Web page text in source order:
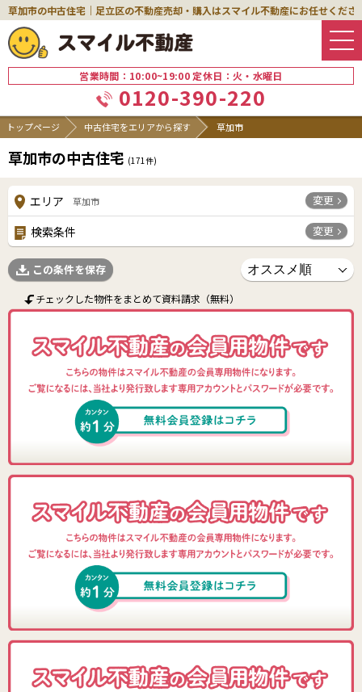
草加市の中古住宅｜足立区の不動産売却・購入はスマイル不動産にお任せくださ
営業時間：10:00~19:00 定休日：火・水曜日
0120-390-220
トップページ 中古住宅をエリアから探す 草加市
草加市の中古住宅 (171件)
エリア 草加市 変更
検索条件 変更
この条件を保存
チェックした物件をまとめて資料請求（無料）